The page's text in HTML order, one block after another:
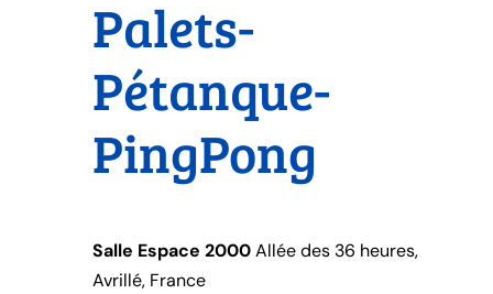
Palets-
Pétanque-
PingPong
Salle Espace 2000Allée des 36 heures,
Avrillé, France